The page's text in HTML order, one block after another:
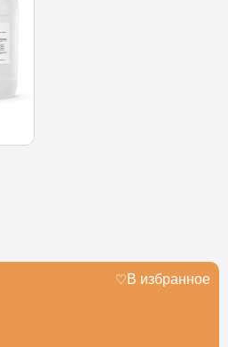
В избранное